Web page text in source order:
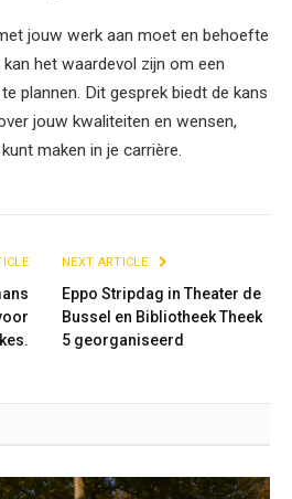
jouw werk aan moet en behoefte
het waardevol zijn om een
plannen. Dit gesprek biedt de kans
jouw kwaliteiten en wensen,
maken in je carrière.
NEXT ARTICLE
Eppo Stripdag in Theater de
Bussel en Bibliotheek Theek
5 georganiseerd